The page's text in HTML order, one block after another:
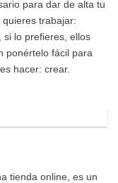
para dar de alta tu
trabajar:
si lo prefieres, ellos
ponértelo fácil para
hacer: crear.
tienda online, es un